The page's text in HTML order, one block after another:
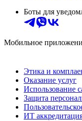
Боты для
Мобильное
Этика и
Оказание услуг
Использование
Защита
ИТ